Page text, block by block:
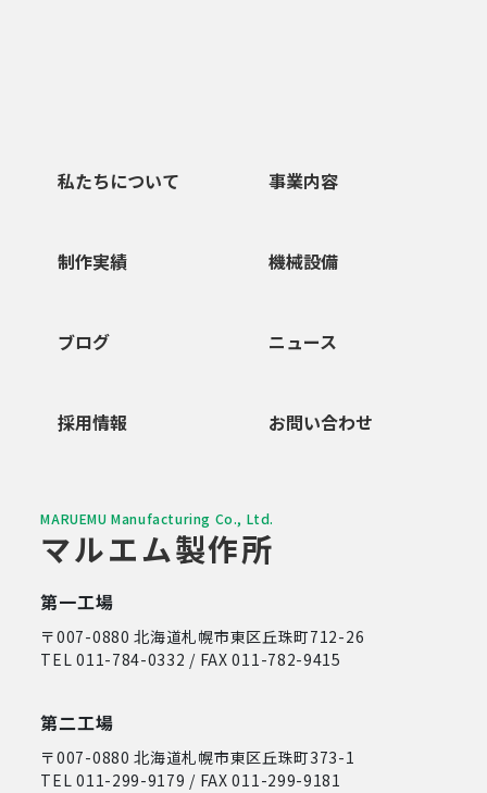
MARUEMU Manufacturing Co., Ltd.
マルエム製作所
第一工場
〒007-0880 北海道札幌市東区丘珠町712-26
TEL 011-784-0332 / FAX 011-782-9415
第二工場
〒007-0880 北海道札幌市東区丘珠町373-1
TEL 011-299-9179 / FAX 011-299-9181
私たちについて 事業内容
制作実績 機械設備
ブログ ニュース
採用情報 お問い合わせ